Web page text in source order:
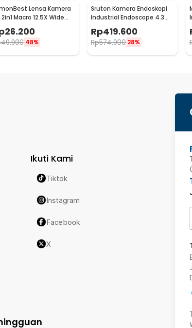
Lensa Kamera
2in1 Macro 12.5X Wide
With Klip - LB-21
26.200
49.900 48%
Sruton Kamera Endoskopi
Industrial Endoscope 4.3
Inch IPS LCD 1080P - P40
Rp419.600
Rp574.900 28%
Ikuti Kami
Tiktok
Instagram
Facebook
X